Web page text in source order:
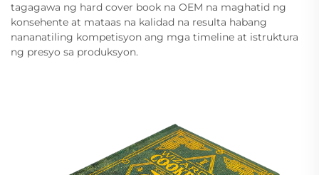
tagagawa ng hard cover book na OEM na maghatid ng
konsehente at mataas na kalidad na resulta habang
nananatiling kompetisyon ang mga timeline at istruktura
ng presyo sa produksyon.